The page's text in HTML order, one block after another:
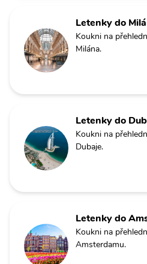
Letenky do
Koukni na
Milána.
Letenky do
Koukni na
Dubaje.
Letenky do
Koukni na
Amsterdamu.